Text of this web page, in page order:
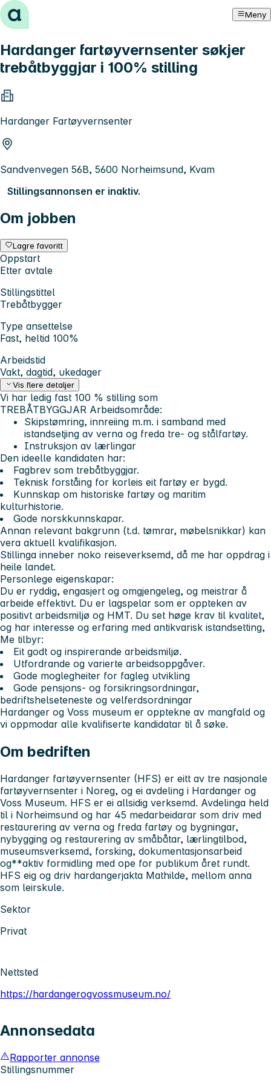
Hopp til innhold Meny
Hardanger fartøyvernsenter søkjer
trebåtbyggjar i 100% stilling
Hardanger Fartøyvernsenter
Sandvenvegen 56B, 5600 Norheimsund, Kvam
Stillingsannonsen er inaktiv.
Om jobben
Lagre favoritt
Oppstart
Etter avtale
Stillingstittel
Trebåtbygger
Type ansettelse
Fast, heltid 100%
Arbeidstid
Vakt, dagtid, ukedager
Vis flere detaljer
Vi har ledig fast 100 % stilling som
TREBÅTBYGGJAR Arbeidsområde:
Skipstømring, innreiing m.m. i samband med
istandsetjing av verna og freda tre- og stålfartøy.
Instruksjon av lærlingar
Den ideelle kandidaten har:
Fagbrev som trebåtbyggjar.
Teknisk forståing for korleis eit fartøy er bygd.
Kunnskap om historiske fartøy og maritim
kulturhistorie.
Gode norskkunnskapar.
Annan relevant bakgrunn (t.d. tømrar, møbelsnikkar) kan
vera aktuell kvalifikasjon.
Stillinga inneber noko reiseverksemd, då me har oppdrag i
heile landet.
Personlege eigenskapar:
Du er ryddig, engasjert og omgjengeleg, og meistrar å
arbeide effektivt. Du er lagspelar som er oppteken av
positivt arbeidsmiljø og HMT. Du set høge krav til kvalitet,
og har interesse og erfaring med antikvarisk istandsetting,
Me tilbyr:
Eit godt og inspirerande arbeidsmiljø.
Utfordrande og varierte arbeidsoppgåver.
Gode moglegheiter for fagleg utvikling
Gode pensjons- og forsikringsordningar,
bedriftshelseteneste og velferdsordningar
Hardanger og Voss museum er opptekne av mangfald og
vi oppmodar alle kvalifiserte kandidatar til å søke.
Om bedriften
Hardanger fartøyvernsenter (HFS) er eitt av tre nasjonale
fartøyvernsenter i Noreg, og ei avdeling i Hardanger og
Voss Museum. HFS er ei allsidig verksemd. Avdelinga held
til i Norheimsund og har 45 medarbeidarar som driv med
restaurering av verna og freda fartøy og bygningar,
nybygging og restaurering av småbåtar, lærlingtilbod,
museumsverksemd, forsking, dokumentasjonsarbeid
og**aktiv formidling med ope for publikum året rundt.
HFS eig og driv hardangerjakta Mathilde, mellom anna
som leirskule.
Sektor
Privat
Nettsted
https://hardangerogvossmuseum.no/
Annonsedata
Rapporter annonse
Stillingsnummer